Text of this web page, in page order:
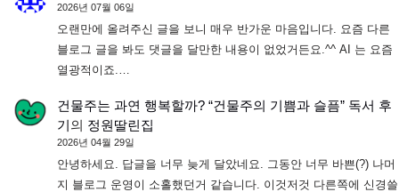
2026년 07월 06일
오랜만에 올려주신 글을 보니 매우 반가운 마음입니다. 요즘 다른
블로그 글을 봐도 댓글을 달만한 내용이 없었거든요.^^ AI 는 요즘
열광적이죠.…
건물주는 과연 행복할까? “건물주의 기쁨과 슬픔” 독서 후
기의 정원딸린집
2026년 04월 29일
안녕하세요. 답글을 너무 늦게 달았네요. 그동안 너무 바쁜(?) 나머
지 블로그 운영이 소홀했던거 같습니다. 이것저것 다른쪽에 신경쓸